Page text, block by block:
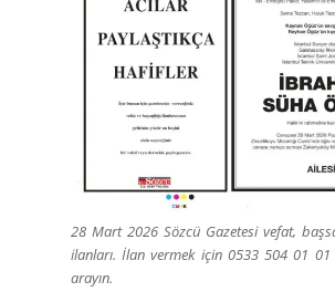
28 Mart 2026 Sözcü Gazetesi vefat,
ilanları. İlan vermek için 0533 504 01 01
arayın.